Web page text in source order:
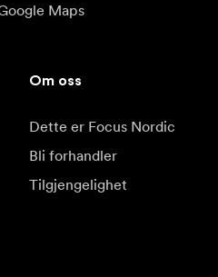
Maps
Om oss
Dette er Focus Nordic
Bli forhandler
Tilgjengelighet